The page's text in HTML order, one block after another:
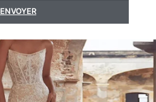
ENVOYER